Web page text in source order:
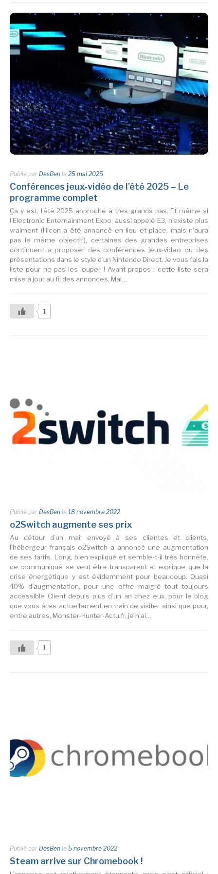
Publié par DesBen le 25 mai 2025
Conférences jeux-vidéo de l’été 2025 – Le
programme complet
Ça y est, l’été 2025 approche à très grands pas. Et même si
l’Electronic Enternainment Expo, aussi appelé E3, n’existe plus
vraiment (l’iicon a été annoncé en lieu et place, mais n’aura
pas le même objectif), certaines des grandes entreprises
continuent à proposer des conférences jeux-vidéo ou des
présentations dans le style d’un Nintendo Direct. Je vous fais la
liste pour ne pas les louper ! Avant propos : cette liste sera
mise à jour au fil des annonces. Mai…
1
Publié par DesBen le 18 novembre 2022
o2Switch augmente ses prix
Au détour d’un mail envoyé à ses clientes et clients,
l’hébergeur français o2Switch a annoncé une augmentation
de ses tarifs. Long, bien expliqué et semble-t-il très honnête,
ce communiqué se veut être transparent et explique que la
crise énergétique y est évidemment pour beaucoup. Quasi
40% d’augmentation, pour une offre malgré tout toujours
accessible Client depuis plus d’un an chez eux, pour le blog
que vous êtes actuellement en train de visiter ainsi que pour,
entre autres, Monster-Hunter-Actu.fr, je n’ai…
1
Publié par DesBen le 5 novembre 2022
Steam arrive sur Chromebook !